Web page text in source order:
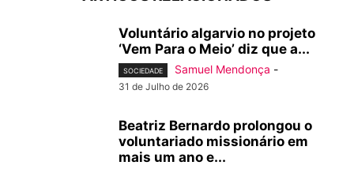
Voluntário algarvio no projeto
‘Vem Para o Meio’ diz que a...
SOCIEDADE Samuel Mendonça -
31 de Julho de 2026
Beatriz Bernardo prolongou o
voluntariado missionário em
mais um ano e...